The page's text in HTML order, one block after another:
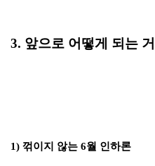
3. 앞으로 어떻게 되는
1) 꺾이지 않는 6월 인하론